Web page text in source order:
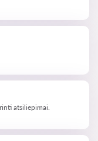
atsiliepimai.